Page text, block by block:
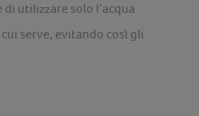
utilizzare solo l’acqua
serve, evitando così gli